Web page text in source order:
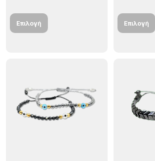
Επιλογή Επιλογή